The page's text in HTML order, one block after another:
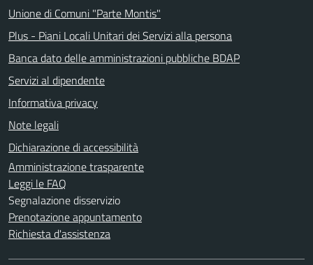
Unione di Comuni "Parte Montis"
Plus - Piani Locali Unitari dei Servizi alla persona
Banca dato delle amministrazioni pubbliche BDAP
Servizi al dipendente
Informativa privacy
Note legali
Dichiarazione di accessibilità
Amministrazione trasparente
Leggi le FAQ
Segnalazione disservizio
Prenotazione appuntamento
Richiesta d'assistenza